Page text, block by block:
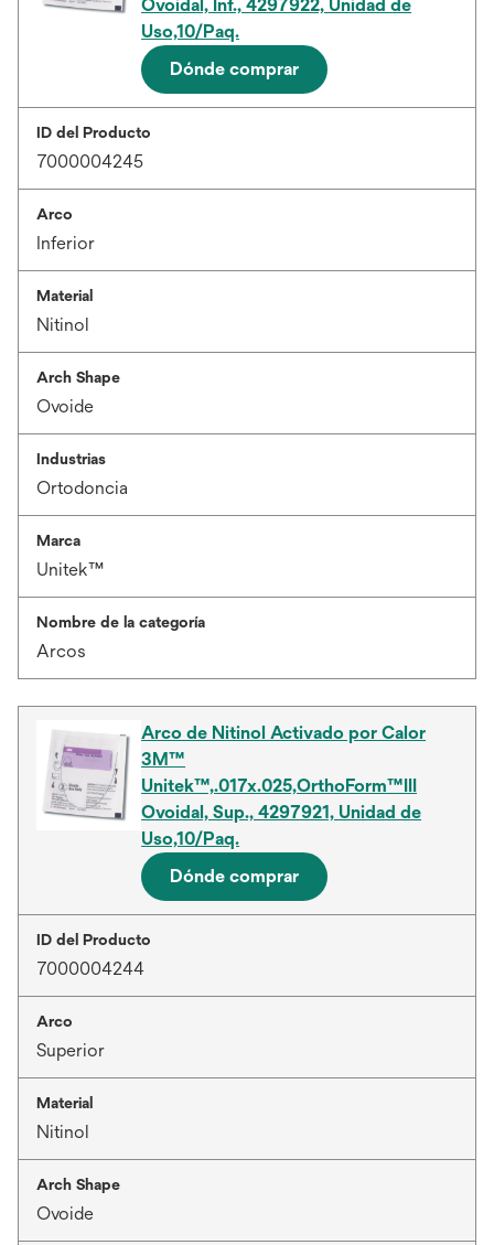
Ovoidal, Inf., 4297922, Unidad de
Uso,10/Paq.
Dónde comprar
ID del Producto
7000004245
Arco
Inferior
Material
Nitinol
Arch Shape
Ovoide
Industrias
Ortodoncia
Marca
Unitek™
Nombre de la categoría
Arcos
Arco de Nitinol Activado por Calor
3M™
Unitek™,.017x.025,OrthoForm™III
Ovoidal, Sup., 4297921, Unidad de
Uso,10/Paq.
Dónde comprar
ID del Producto
7000004244
Arco
Superior
Material
Nitinol
Arch Shape
Ovoide